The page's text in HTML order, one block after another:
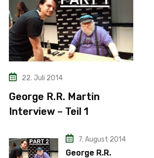
22. Juli 2014
George R.R. Martin
Interview – Teil 1
7. August 2014
George R.R.